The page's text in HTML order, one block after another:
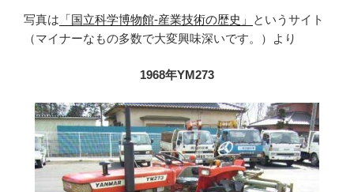
写真は 「国立科学博物館-産業技術の歴史」
というサイト
（マイナーなもの多数で大変興味深いです。）より
1968年YM273